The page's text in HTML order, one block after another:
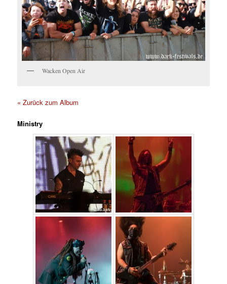
Wacken Open Air
« Zurück zum Album
Ministry